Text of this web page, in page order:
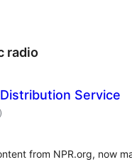
radio
Service
total
de
)
from NPR.org, now